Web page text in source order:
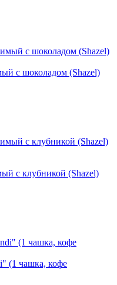
с шоколадом (Shazel)
с клубникой (Shazel)
(1 чашка, кофе